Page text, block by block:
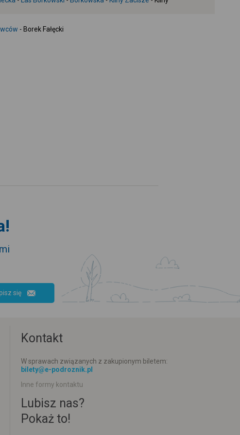
- Borek Fałęcki
się
Kontakt
W sprawach związanych z zakupionym biletem:
bilety@e-podroznik.pl
Inne formy kontaktu
Lubisz nas?
Pokaż to!